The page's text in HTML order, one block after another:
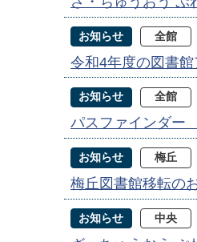
お知らせ 全館
令和4年度の図書
お知らせ 全館
パスファインダー
お知らせ 梅丘
梅丘図書館移転の
お知らせ 中央